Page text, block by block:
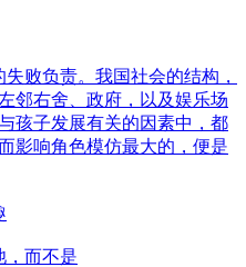
败负责。我国社会的结构，
邻右舍、政府，以及娱乐场
孩子发展有关的因素中，都
影响角色模仿最大的，便是
，而不是